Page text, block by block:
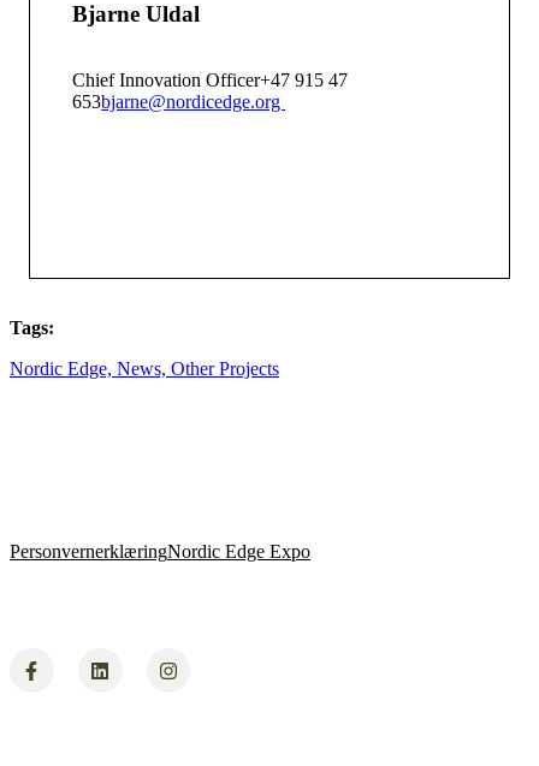
Bjarne Uldal
Chief Innovation Officer+47 915 47
653bjarne@nordicedge.org
Tags:
Nordic Edge, News, Other Projects
PersonvernerklæringNordic Edge Expo